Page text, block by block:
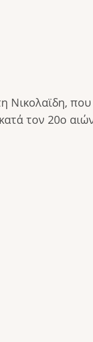
Νικολαϊδη, που
τον 20ο